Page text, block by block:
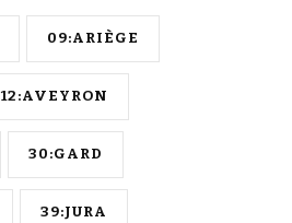
09:ARIÈGE
12:AVEYRON
30:GARD
39:JURA